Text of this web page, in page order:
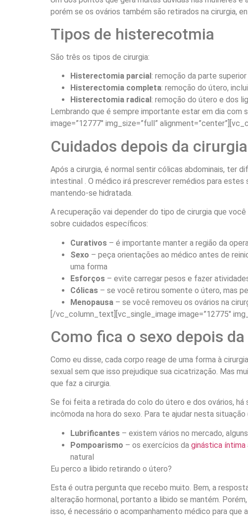
porém se os ovários também são retirados na cirurgia,
Tipos de histerecotmia
São três os tipos de cirurgia:
Histerectomia parcial : remoção da parte
Histerectomia completa: remoção do útero,
Histerectomia radical : remoção do útero e dos
Lembrando que é sempre importante estar em dia
image=”12777″ img_size=”full”
Cuidados depois da cirurgia
Após a cirurgia, é normal sentir cólicas abdominais, ter
intestinal . O médico irá prescrever remédios para
mantendo-se hidratada.
A recuperação vai depender do tipo de cirurgia que
sobre cuidados específicos:
Curativos – é importante manter a região da
Sexo – peça orientações ao médico antes de
uma forma
Esforços – evite carregar pesos e fazer
Cólicas – se você retirou somente o útero, mas
Menopausa – se você removeu os ovários na
[/vc_column_text][vc_single_image image=”12775″
Como fica o sexo depois
Como eu disse, cada corpo reage de uma forma à
sexual sem que isso prejudique sua cicatrização. Mas
que faz a cirurgia.
Se foi feita a retirada do colo do útero e dos ovários, há
incômoda na hora do sexo. Para te ajudar nesta
Lubrificantes – existem vários no mercado,
Pompoarismo – os exercícios da ginástica íntima
natural
Eu perco a libido retirando o útero?
Esta é outra pergunta que recebo muito. Bem, a
alteração hormonal, portanto a libido se mantém.
isso, é necessário o acompanhamento médico para